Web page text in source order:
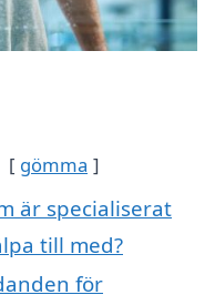
gömma
är specialiserat
till med?
för